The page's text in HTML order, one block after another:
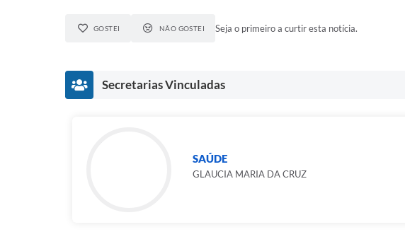
GOSTEI NÃO GOSTEI Seja o primeiro a curtir esta notícia.
Secretarias Vinculadas
SAÚDE
GLAUCIA MARIA DA CRUZ